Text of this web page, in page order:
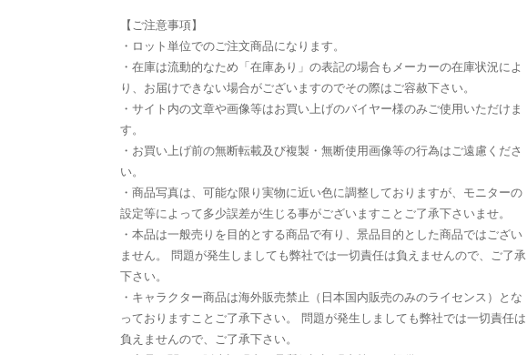
【ご注意事項】
・ロット単位でのご注文商品になります。
・在庫は流動的なため「在庫あり」の表記の場合もメーカーの在庫状況によ
り、お届けできない場合がございますのでその際はご容赦下さい。
・サイト内の文章や画像等はお買い上げのバイヤー様のみご使用いただけま
す。
・お買い上げ前の無断転載及び複製・無断使用画像等の行為はご遠慮くださ
い。
・商品写真は、可能な限り実物に近い色に調整しておりますが、モニターの
設定等によって多少誤差が生じる事がございますことご了承下さいませ。
・本品は一般売りを目的とする商品で有り、景品目的とした商品ではござい
ません。 問題が発生しましても弊社では一切責任は負えませんので、ご了承
下さい。
・キャラクター商品は海外販売禁止（日本国内販売のみのライセンス）とな
っておりますことご了承下さい。 問題が発生しましても弊社では一切責任は
負えませんので、ご了承下さい。